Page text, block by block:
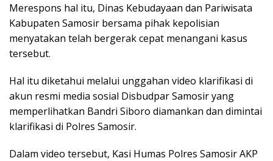
Merespons hal itu, Dinas Kebudayaan dan Pariwisata
Kabupaten Samosir bersama pihak kepolisian
menyatakan telah bergerak cepat menangani kasus
tersebut.
Hal itu diketahui melalui unggahan video klarifikasi di
akun resmi media sosial Disbudpar Samosir yang
memperlihatkan Bandri Siboro diamankan dan dimintai
klarifikasi di Polres Samosir.
Dalam video tersebut, Kasi Humas Polres Samosir AKP